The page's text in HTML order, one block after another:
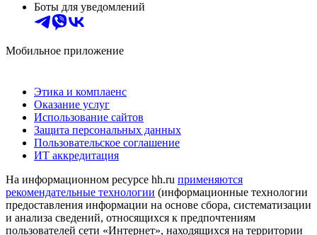
Боты для уведомлений
Мобильное приложение
Этика и комплаенс
Оказание услуг
Использование сайтов
Защита персональных данных
Пользовательское соглашение
ИТ аккредитация
На информационном ресурсе hh.ru применяются
рекомендательные технологии (информационные технологии
предоставления информации на основе сбора, систематизации
и анализа сведений, относящихся к предпочтениям
пользователей сети «Интернет», находящихся на территории